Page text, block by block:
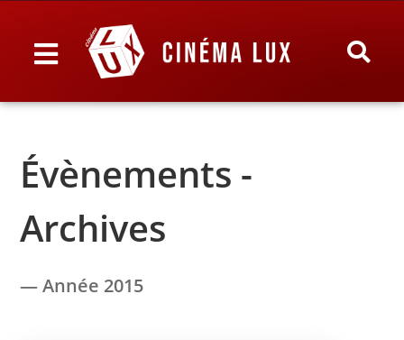
Évènements -
Archives
— Année 2015